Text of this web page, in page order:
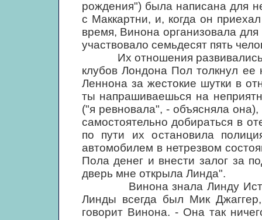
рождения") была написана для
с Маккартни, и, когда он
время, Винона организовала
участвовало семьдесят пять
Их отношения развивались
клубов Лондона Пол толкнул ее
Леннона за жестокие шутки в
ты напрашиваешься на
("я ревновала", - объясняла
самостоятельно добираться в
по пути их остановила
автомобилем в нетрезвом
Пола денег и внести залог за
дверь мне открыла Линда".
Винона знала Линду
Линды всегда был Мик
говорит Винона. - Она так